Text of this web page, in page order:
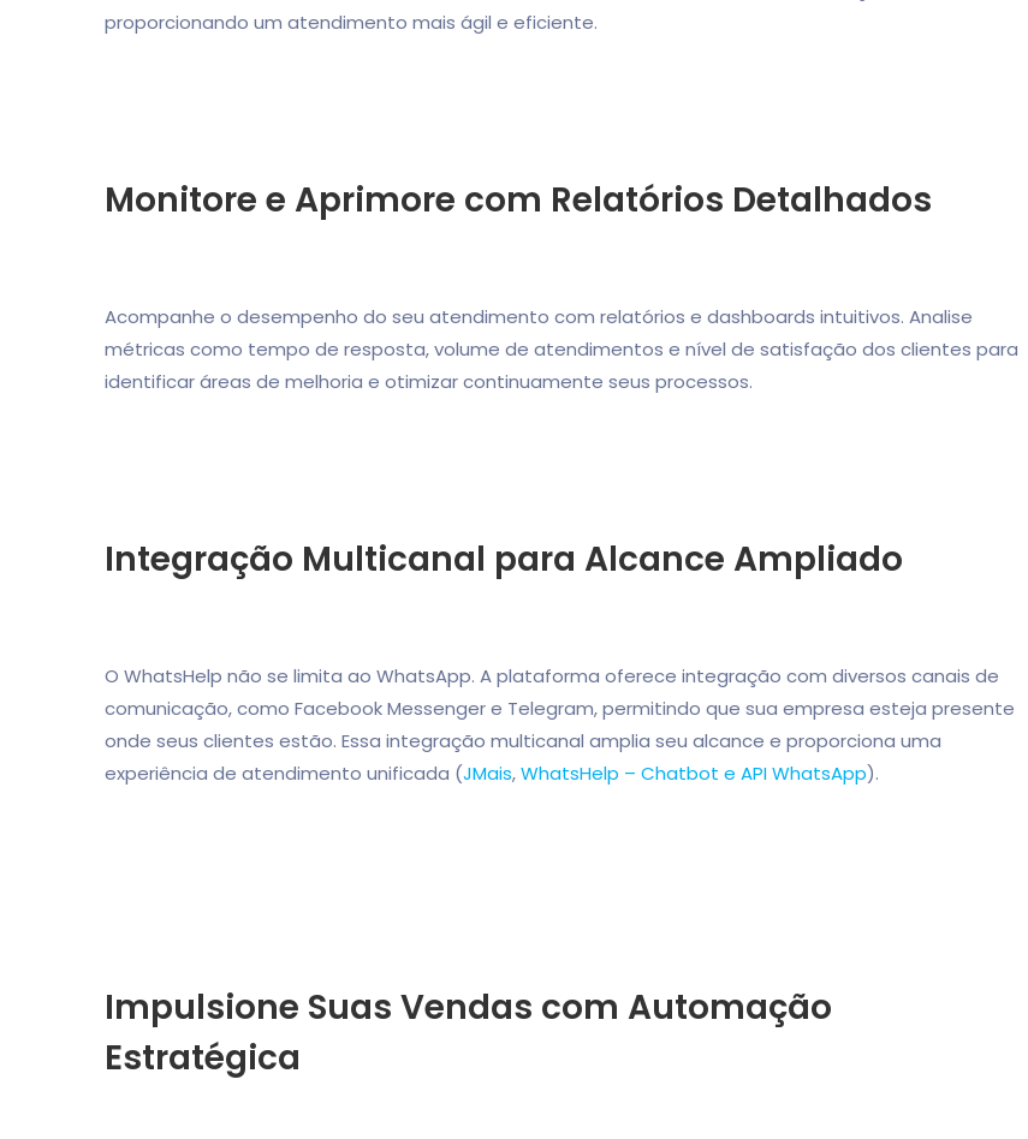
proporcionando um atendimento mais ágil e eficiente.
Monitore e Aprimore com Relatórios Detalhados
Acompanhe o desempenho do seu atendimento com relatórios e dashboards intuitivos. Analise
métricas como tempo de resposta, volume de atendimentos e nível de satisfação dos clientes para
identificar áreas de melhoria e otimizar continuamente seus processos.
Integração Multicanal para Alcance Ampliado
O WhatsHelp não se limita ao WhatsApp. A plataforma oferece integração com diversos canais de
comunicação, como Facebook Messenger e Telegram, permitindo que sua empresa esteja presente
onde seus clientes estão. Essa integração multicanal amplia seu alcance e proporciona uma
experiência de atendimento unificada (JMais,WhatsHelp – Chatbot e API WhatsApp).
Impulsione Suas Vendas com Automação
Estratégica